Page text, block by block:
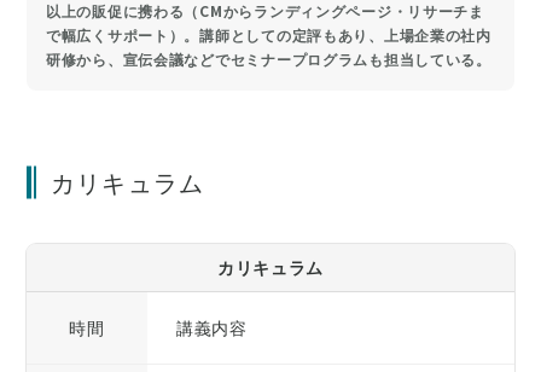
以上の販促に携わる（CMからランディングページ・リサーチま
で幅広くサポート）。講師としての定評もあり、上場企業の社内
研修から、宣伝会議などでセミナープログラムも担当している。
カリキュラム
カリキュラム
時間 講義内容